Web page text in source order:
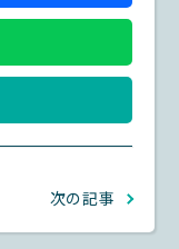
次の記事